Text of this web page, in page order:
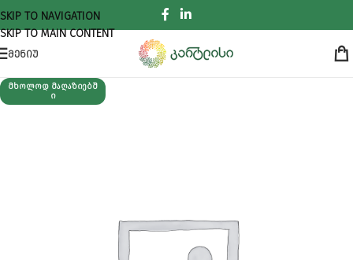
SKIP TO NAVIGATION
SKIP TO MAIN CONTENT
ᲛᲔᲜᲘᲣ
ᲛᲮᲝᲚᲝᲓ ᲛᲐᲦᲐᲖᲘᲔᲑᲨ
Ი